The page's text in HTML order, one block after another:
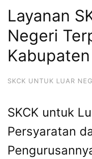
Layanan
Negeri
SKCK UNTUK LUAR
SKCK untuk
Persyaratan